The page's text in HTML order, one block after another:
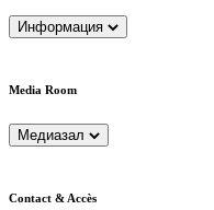
Информация
Media Room
Медиазал
Contact & Accès